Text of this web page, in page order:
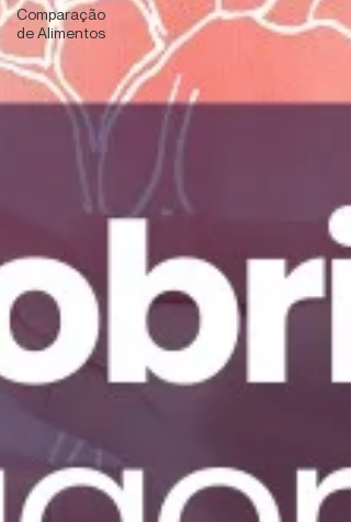
Comparação
de Alimentos